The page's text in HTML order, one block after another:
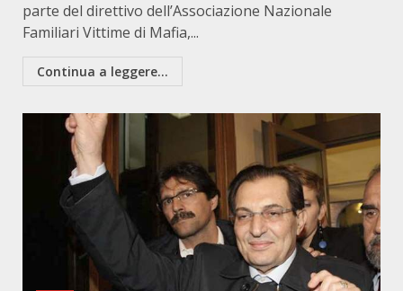
parte del direttivo dell’Associazione Nazionale
Familiari Vittime di Mafia,...
Continua a leggere...